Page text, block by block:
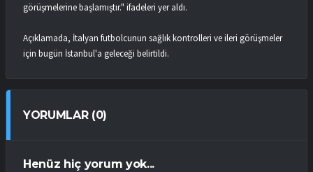
görüşmelerine başlamıştır." ifadeleri yer aldı.
Açıklamada, İtalyan futbolcunun sağlık kontrolleri ve ileri görüşmeler
için bugün İstanbul'a geleceği belirtildi.
YORUMLAR (0)
Henüz hiç yorum yok...